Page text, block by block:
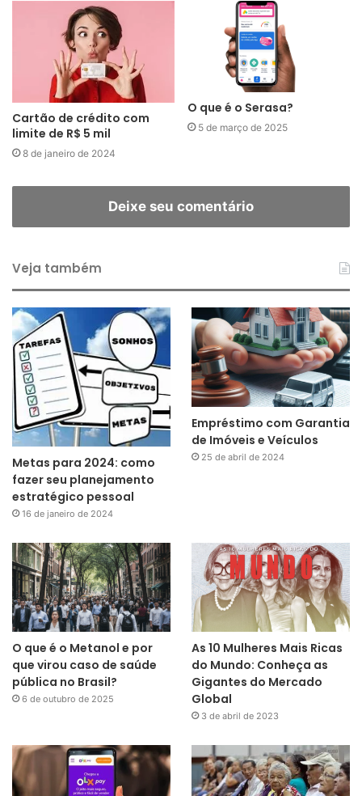
Cartão de crédito com
limite de R$ 5 mil
8 de janeiro de 2024
O que é o Serasa?
5 de março de 2025
Deixe seu comentário
Veja também
Metas para 2024: como
fazer seu planejamento
estratégico pessoal
16 de janeiro de 2024
Empréstimo com Garantia
de Imóveis e Veículos
25 de abril de 2024
O que é o Metanol e por
que virou caso de saúde
pública no Brasil?
6 de outubro de 2025
As 10 Mulheres Mais Ricas
do Mundo: Conheça as
Gigantes do Mercado
Global
3 de abril de 2023